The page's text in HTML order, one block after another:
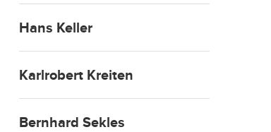
Hans Keller
Karlrobert Kreiten
Bernhard Sekles